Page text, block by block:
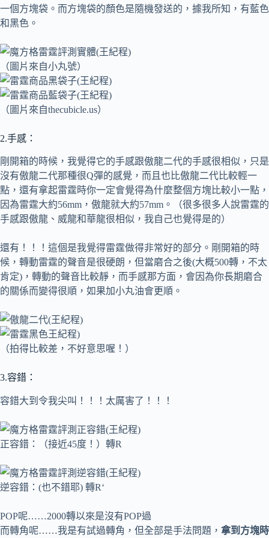
一個方塊袋。而方塊袋的顏色是隨機發送的，據我所知，有藍色
和黑色。
（圖片來自小丸號）
（圖片來自thecubicle.us）
2.手感：
剛開箱的時候，我覺得它的手感跟傲龍二代的手感很相似，只是
沒有傲龍二代那種很Q彈的感覺，而且也比傲龍二代比較輕一
點，還有拿起雷霆時你一定會覺得為什麼整個方塊比較小一點，
因為雷霆大約56mm，傲龍就大約57mm。（很多很多人說雷霆的
手感跟傲龍、威龍和華龍很相似，我自己也覺得是的）
還有！！！這個是我覺得雷霆做得非常好的部分。剛開箱的時
候，轉動雷霆的聲音是很硬朗，但當磨合之後(大概500轉，不太
肯定)，轉動的聲音比較靜，而手感那方面，會因為你長期磨合
的關係而變得很順，如果加小丸油會更順。
（拍得比較差，不好意思喔！）
3.容錯：
容錯大到令我尖叫！！！太厲害了！！！
正容錯：（接近45度！）轉R
逆容錯：(也不錯耶) 轉R‘
POP呢……2000轉以來是沒有POP過
而轉角呢……我是有試過轉角，但全部是手法問題 ， 拿到方塊時